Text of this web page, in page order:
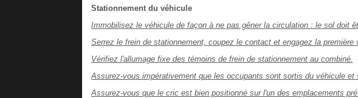
Stationnement du véhicule
Immobilisez le véhicule de façon à ne pas gêner la circulation : le sol doit
Serrez le frein de stationnement, coupez le contact et engagez la
Vérifiez l'allumage fixe des témoins de frein de stationnement au combiné.
Assurez-vous impérativement que les occupants sont sortis du véhicule
Assurez-vous que le cric est bien positionné sur l'un des emplacements